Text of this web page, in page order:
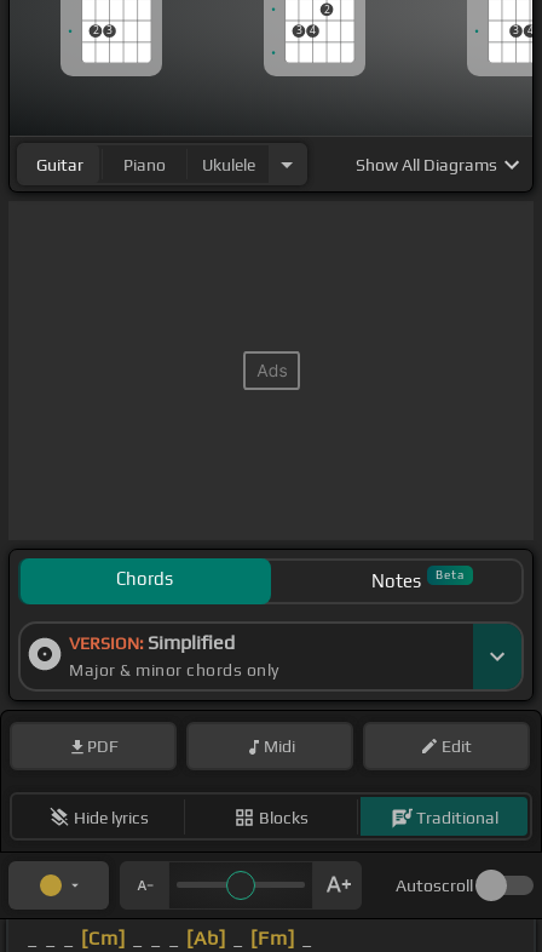
[Bbm] ligação dizendo que tá[Cm]
[Ab]
Que pensava em mim na [Fm]madrugada
2 3 3 4
2
3 4
Guitar Piano Ukulele ShowAll Diagrams
Chords Notes Beta
VERSION: Simplified
Major & minor chords only
PDF Midi Edit
Hide lyrics Blocks Traditional
Autoscroll
[Cm] [Ab] [Fm]